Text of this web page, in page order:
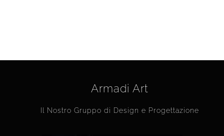
Armadi Art
Il Nostro Gruppo di Design e Progettazione